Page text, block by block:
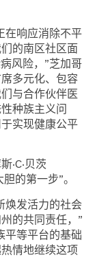
在响应消除不平
的南区社区面
风险，”芝加哥
多元化、包容
与合作伙伴医
种族主义问
实现健康公平
·C·贝茨
的第一步”。
焕发活力的社会
的共同责任，”
平等平台的基础
情地继续这项